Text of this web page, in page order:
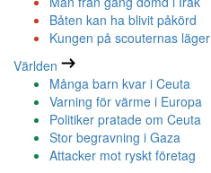
Båten kan ha blivit påkörd
Kungen på scouternas läger
Världen
Många barn kvar i Ceuta
Varning för värme i Europa
Politiker pratade om Ceuta
Stor begravning i Gaza
Attacker mot ryskt företag